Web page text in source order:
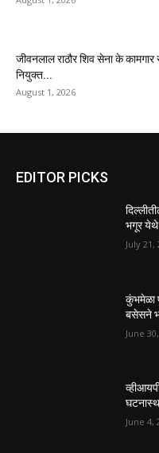
जीवनलाल राठौर शिव सेना के
नियुक्त...
August 1, 2026
EDITOR PICKS
भगूर येथे
July 21,
कुंभमेळा
बसेसने
June
June 4,